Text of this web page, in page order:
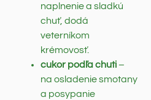
naplnenie a sladkú
chuť, dodá
veterníkom
krémovosť.
cukor podľa chuti–
na osladenie smotany
a posypanie